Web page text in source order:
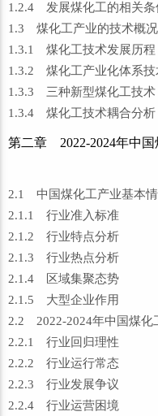
1.2.4 发展煤化工的相关条
1.3 煤化工产业的技术概况
1.3.1 煤化工技术发展历程
1.3.2 煤化工产业化体系技
1.3.3 三种新型煤化工技术
1.3.4 煤化工技术耦合分析
第二章 2022-2024年中国
2.1 中国煤化工产业基本
2.1.1 行业准入标准
2.1.2 行业特点分析
2.1.3 行业热点分析
2.1.4 区域集聚态势
2.1.5 大型企业作用
2.2 2022-2024年中国煤化
2.2.1 行业回归理性
2.2.2 行业运行常态
2.2.3 行业发展争议
2.2.4 行业运营困境